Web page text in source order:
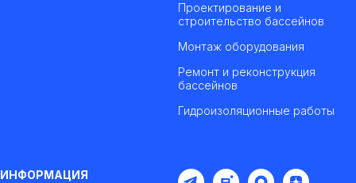
Проектирование и
строительство бассейнов
Монтаж оборудования
Ремонт и реконструкция
бассейнов
Гидроизоляционные работы
ИНФОРМАЦИЯ